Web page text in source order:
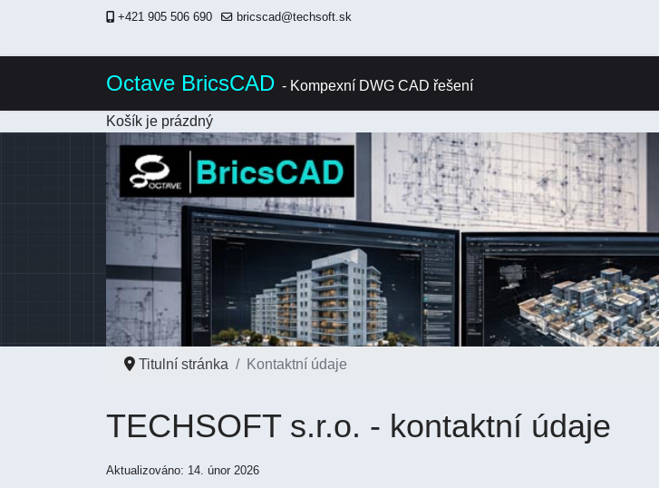
+421 905 506 690 bricscad@techsoft.sk
Octave BricsCAD - Kompexní DWG CAD řešení
Košík je prázdný
Titulní stránka Kontaktní údaje
TECHSOFT s.r.o. - kontaktní údaje
Aktualizováno: 14. únor 2026